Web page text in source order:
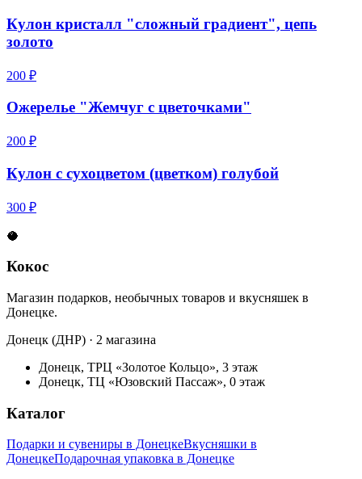
Кулон кристалл "сложный градиент", цепь
золото
200 ₽
Ожерелье "Жемчуг с цветочками"
200 ₽
Кулон с сухоцветом (цветком) голубой
300 ₽
🥥
Кокос
Магазин подарков, необычных товаров и вкусняшек в
Донецке.
Донецк (ДНР) · 2 магазина
Донецк, ТРЦ «Золотое Кольцо», 3 этаж
Донецк, ТЦ «Юзовский Пассаж», 0 этаж
Каталог
Подарки и сувениры в ДонецкеВкусняшки в
ДонецкеПодарочная упаковка в Донецке